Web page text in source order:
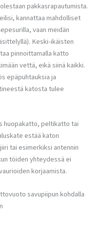
pakkasrapautumista.
kannattaa mahdolliset
vaan meidän
Keski-ikäisten
pinnoittamalla katto
vettä, eikä siinä kaikki.
epäpuhtauksia ja
katosta tulee
huopakatto, peltikatto tai
estää katon
tai esimerkiksi antennin
töiden yhteydessä ei
korjaamista.
savupiipun kohdalla